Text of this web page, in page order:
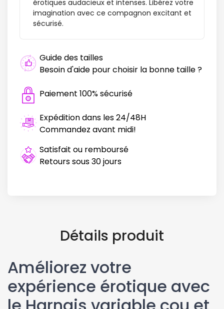
érotiques audacieux et intenses. Libérez votre
imagination avec ce compagnon excitant et
sécurisé.
Guide des tailles
Besoin d'aide pour choisir la bonne taille ?
Paiement 100% sécurisé
Expédition dans les 24/48H
Commandez avant midi!
Satisfait ou remboursé
Retours sous 30 jours
Détails produit
Améliorez votre
expérience érotique avec